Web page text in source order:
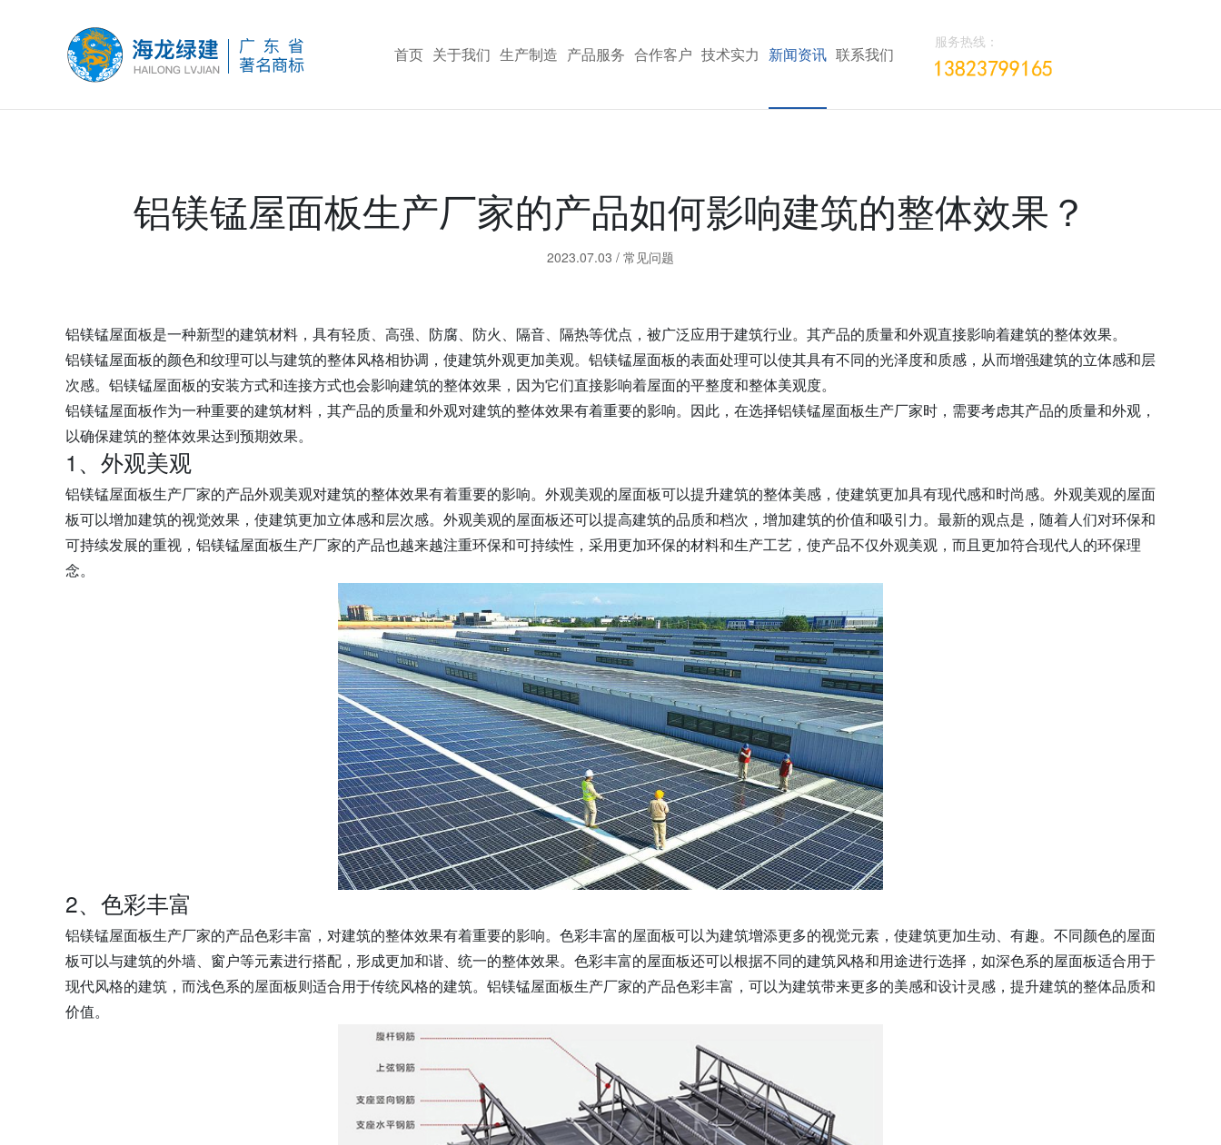
首页 关于我们 生产制造 产品服务 合作客户 技术实力 新闻资讯 联系我们
服务热线：
铝镁锰屋面板生产厂家的产品如何影响建筑的整体效果？
2023.07.03 / 常见问题
铝镁锰屋面板是一种新型的建筑材料，具有轻质、高强、防腐、防火、隔音、隔热等优点，被广泛应用于建筑行业。其产品的质量和外观直接影响着建筑的整体效果。
铝镁锰屋面板的颜色和纹理可以与建筑的整体风格相协调，使建筑外观更加美观。铝镁锰屋面板的表面处理可以使其具有不同的光泽度和质感，从而增强建筑的立体感和层
次感。铝镁锰屋面板的安装方式和连接方式也会影响建筑的整体效果，因为它们直接影响着屋面的平整度和整体美观度。
铝镁锰屋面板作为一种重要的建筑材料，其产品的质量和外观对建筑的整体效果有着重要的影响。因此，在选择铝镁锰屋面板生产厂家时，需要考虑其产品的质量和外观，
以确保建筑的整体效果达到预期效果。
1、外观美观
铝镁锰屋面板生产厂家的产品外观美观对建筑的整体效果有着重要的影响。外观美观的屋面板可以提升建筑的整体美感，使建筑更加具有现代感和时尚感。外观美观的屋面
板可以增加建筑的视觉效果，使建筑更加立体感和层次感。外观美观的屋面板还可以提高建筑的品质和档次，增加建筑的价值和吸引力。最新的观点是，随着人们对环保和
可持续发展的重视，铝镁锰屋面板生产厂家的产品也越来越注重环保和可持续性，采用更加环保的材料和生产工艺，使产品不仅外观美观，而且更加符合现代人的环保理
念。
2、色彩丰富
铝镁锰屋面板生产厂家的产品色彩丰富，对建筑的整体效果有着重要的影响。色彩丰富的屋面板可以为建筑增添更多的视觉元素，使建筑更加生动、有趣。不同颜色的屋面
板可以与建筑的外墙、窗户等元素进行搭配，形成更加和谐、统一的整体效果。色彩丰富的屋面板还可以根据不同的建筑风格和用途进行选择，如深色系的屋面板适合用于
现代风格的建筑，而浅色系的屋面板则适合用于传统风格的建筑。铝镁锰屋面板生产厂家的产品色彩丰富，可以为建筑带来更多的美感和设计灵感，提升建筑的整体品质和
价值。